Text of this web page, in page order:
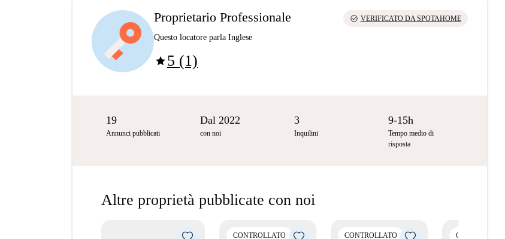
Proprietario Professionale
Questo locatore parla Inglese
star5 (1)
check_circle VERIFICATO DA SPOTAHOME
19
Annunci pubblicati
Dal 2022
con noi
3
Inquilini
9-15h
Tempo medio di
risposta
Altre proprietà pubblicate con noi
CONTROLLATO CONTROLLATO CONTROLLATO